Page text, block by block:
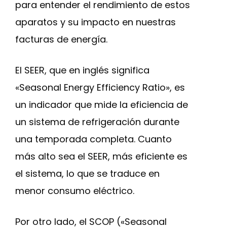
para entender el rendimiento de estos
aparatos y su impacto en nuestras
facturas de energía.
El SEER, que en inglés significa
«Seasonal Energy Efficiency Ratio», es
un indicador que mide la eficiencia de
un sistema de refrigeración durante
una temporada completa. Cuanto
más alto sea el SEER, más eficiente es
el sistema, lo que se traduce en
menor consumo eléctrico.
Por otro lado, el SCOP («Seasonal